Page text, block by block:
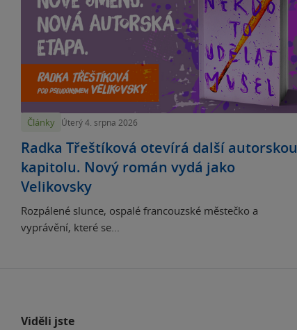
Články Úterý 4. srpna 2026
Radka Třeštíková otevírá další autorskou
kapitolu. Nový román vydá jako
Velikovsky
Rozpálené slunce, ospalé francouzské městečko a
vyprávění, které se...
Viděli jste